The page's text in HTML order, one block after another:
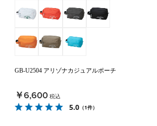
GB-U2504 アリゾナカジュアルポーチ
￥6,600税込
5.0 （1件）